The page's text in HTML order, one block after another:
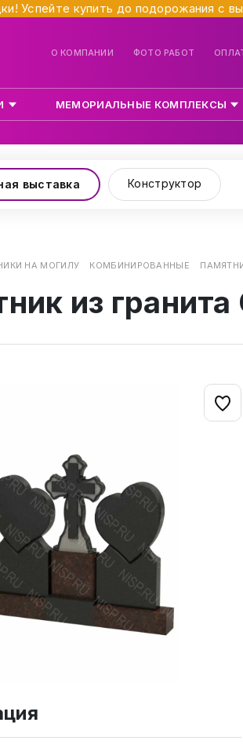
Успейте купить до подорожания с
О КОМПАНИИ ФОТО РАБОТ
МЕМОРИАЛЬНЫЕ КОМПЛЕКСЫ
выставка Конструктор
НА МОГИЛУ КОМБИНИРОВАННЫЕ
из